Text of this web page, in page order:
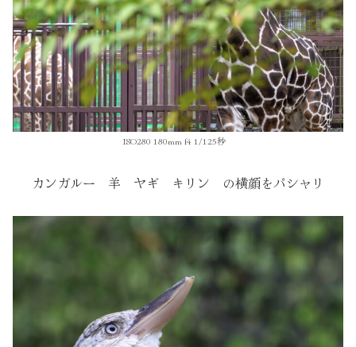
ISO280 180mm f4 1/125秒
カンガルー 羊 ヤギ キリン の横顔をパシャリ